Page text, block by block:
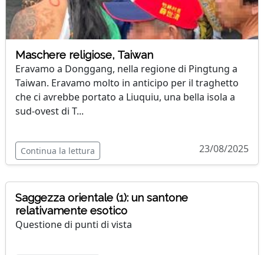
Maschere religiose, Taiwan
Eravamo a Donggang, nella regione di Pingtung a
Taiwan. Eravamo molto in anticipo per il traghetto
che ci avrebbe portato a Liuquiu, una bella isola a
sud-ovest di T...
Continua la lettura 23/08/2025
Saggezza orientale (1): un santone
relativamente esotico
Questione di punti di vista